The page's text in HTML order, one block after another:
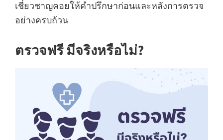
เชี่ยวชาญคอยให้คำปรึกษาก่อนและหลังการตรวจ
อย่างครบถ้วน
ตรวจฟรี มีจริงหรือไม่?